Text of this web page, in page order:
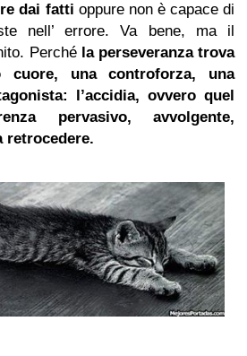
dai fatti oppure non è capace di
nell’ errore. Va bene, ma il
Perché la perseveranza trova
cuore, una controforza, una
l’accidia, ovvero quel
pervasivo, avvolgente,
retrocedere.